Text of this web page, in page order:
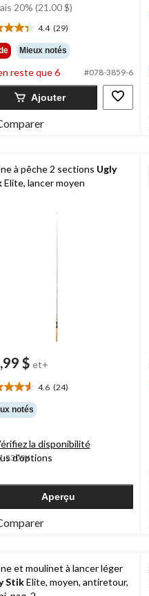
20% (21.00 $)
4.4 (29)
Mieux notés
reste que 6 #078-3859-6
Ajouter
à pêche 2 sections Ugly
Elite, lancer moyen
$ et+
4.6 (24)
notés
la disponibilité
5309X
d'options
Aperçu
et moulinet à lancer léger
StikElite, moyen, antiretour,